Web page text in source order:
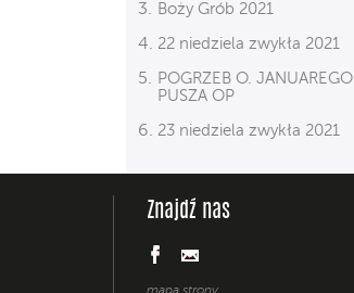
Boży Grób 2021
22 niedziela zwykła 2021
POGRZEB O. JANUAREGO
PUSZA OP
23 niedziela zwykła 2021
Znajdź nas